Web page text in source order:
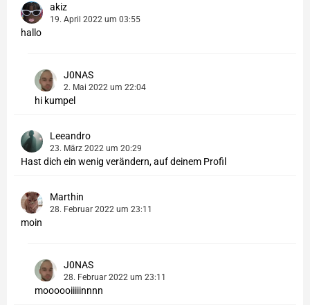
akiz
19. April 2022 um 03:55
hallo
J0NAS
2. Mai 2022 um 22:04
hi kumpel
Leeandro
23. März 2022 um 20:29
Hast dich ein wenig verändern, auf deinem Profil
Marthin
28. Februar 2022 um 23:11
moin
J0NAS
28. Februar 2022 um 23:11
moooooiiiiinnnn